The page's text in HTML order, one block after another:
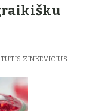
ZINKEVICIUS